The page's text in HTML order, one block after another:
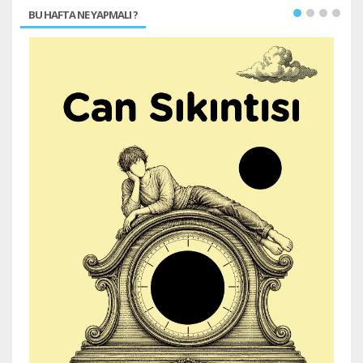
BU HAFTA NE YAPMALI ?